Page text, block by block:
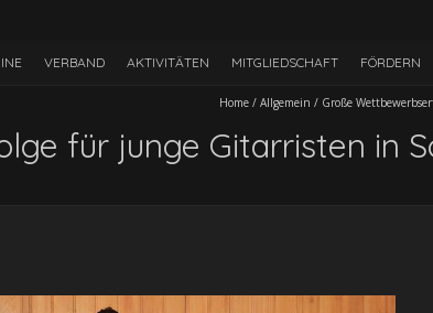
VERBAND AKTIVITÄTEN MITGLIEDSCHAFT FÖRDERN
Home / Allgemein / Große
für junge Gitarristen in